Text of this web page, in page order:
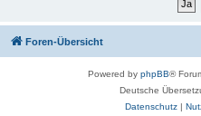
Foren-Übersicht
Powered by phpBB®
Deutsche
Datenschutz|